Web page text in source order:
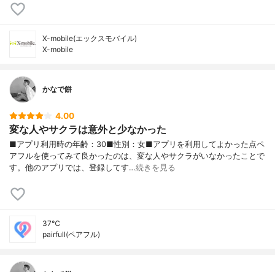
X-mobile(エックスモバイル)
X-mobile
かなで餅
4.00
変な人やサクラは意外と少なかった
■アプリ利用時の年齢：30■性別：女■アプリを利用してよかった点ペ
アフルを使ってみて良かったのは、変な人やサクラがいなかったことで
す。他のアプリでは、登録してす…続きを見る
37℃
pairfull(ペアフル)